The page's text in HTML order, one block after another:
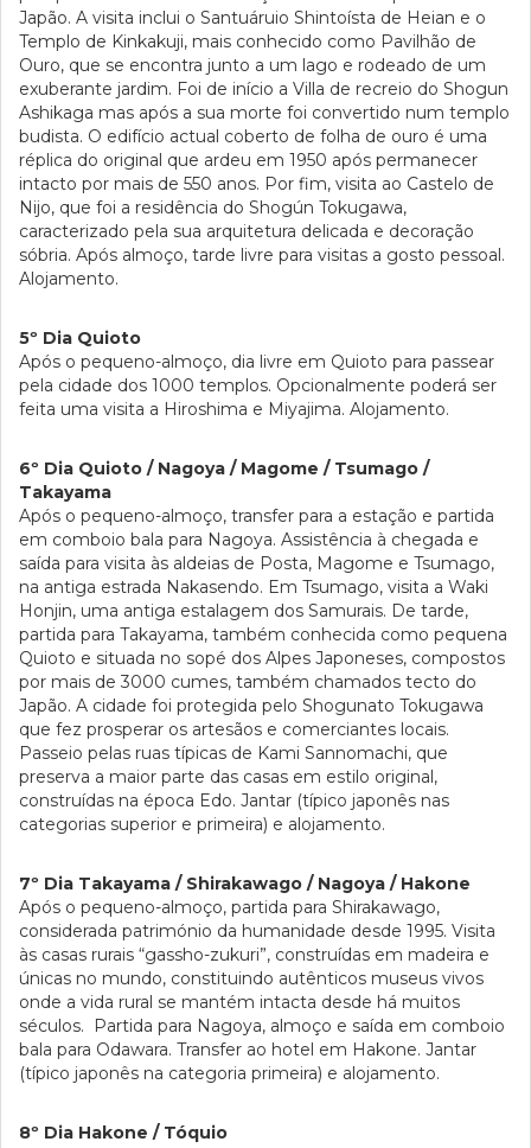
Japão. A visita inclui o Santuáruio Shintoísta de Heian e o
Templo de Kinkakuji, mais conhecido como Pavilhão de
Ouro, que se encontra junto a um lago e rodeado de um
exuberante jardim. Foi de início a Villa de recreio do Shogun
Ashikaga mas após a sua morte foi convertido num templo
budista. O edifício actual coberto de folha de ouro é uma
réplica do original que ardeu em 1950 após permanecer
intacto por mais de 550 anos. Por fim, visita ao Castelo de
Nijo, que foi a residência do Shogún Tokugawa,
caracterizado pela sua arquitetura delicada e decoração
sóbria. Após almoço, tarde livre para visitas a gosto pessoal.
Alojamento.
5º Dia Quioto
Após o pequeno-almoço, dia livre em Quioto para passear
pela cidade dos 1000 templos. Opcionalmente poderá ser
feita uma visita a Hiroshima e Miyajima. Alojamento.
6º Dia Quioto / Nagoya / Magome / Tsumago /
Takayama
Após o pequeno-almoço, transfer para a estação e partida
em comboio bala para Nagoya. Assistência à chegada e
saída para visita às aldeias de Posta, Magome e Tsumago,
na antiga estrada Nakasendo. Em Tsumago, visita a Waki
Honjin, uma antiga estalagem dos Samurais. De tarde,
partida para Takayama, também conhecida como pequena
Quioto e situada no sopé dos Alpes Japoneses, compostos
por mais de 3000 cumes, também chamados tecto do
Japão. A cidade foi protegida pelo Shogunato Tokugawa
que fez prosperar os artesãos e comerciantes locais.
Passeio pelas ruas típicas de Kami Sannomachi, que
preserva a maior parte das casas em estilo original,
construídas na época Edo. Jantar (típico japonês nas
categorias superior e primeira) e alojamento.
7º Dia Takayama / Shirakawago / Nagoya / Hakone
Após o pequeno-almoço, partida para Shirakawago,
considerada património da humanidade desde 1995. Visita
às casas rurais “gassho-zukuri”, construídas em madeira e
únicas no mundo, constituindo autênticos museus vivos
onde a vida rural se mantém intacta desde há muitos
séculos. Partida para Nagoya, almoço e saída em comboio
bala para Odawara. Transfer ao hotel em Hakone. Jantar
(típico japonês na categoria primeira) e alojamento.
8º Dia Hakone / Tóquio